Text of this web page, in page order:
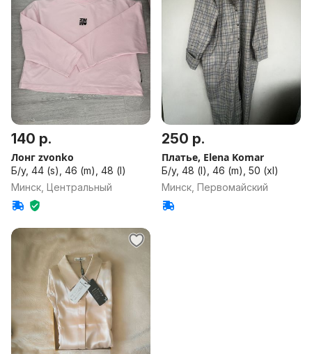
140 р.
Лонг zvonko
Б/у, 44 (s), 46 (m), 48 (l)
Минск, Центральный
250 р.
Платье, Elena Komar
Б/у, 48 (l), 46 (m), 50 (xl)
Минск, Первомайский